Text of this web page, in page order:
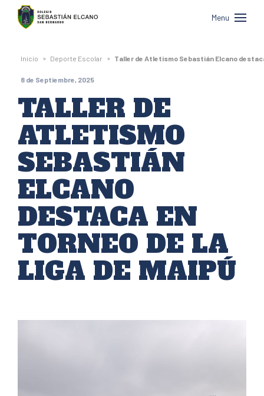
Colegio
Sebastián
Elcano
de
San
Bernardo
Menu
Inicio » Deporte Escolar » Taller de Atletismo Sebastián Elcano
8 de Septiembre, 2025
TALLER DE
ATLETISMO
SEBASTIÁN
ELCANO
DESTACA EN
TORNEO DE LA
LIGA DE MAIPÚ